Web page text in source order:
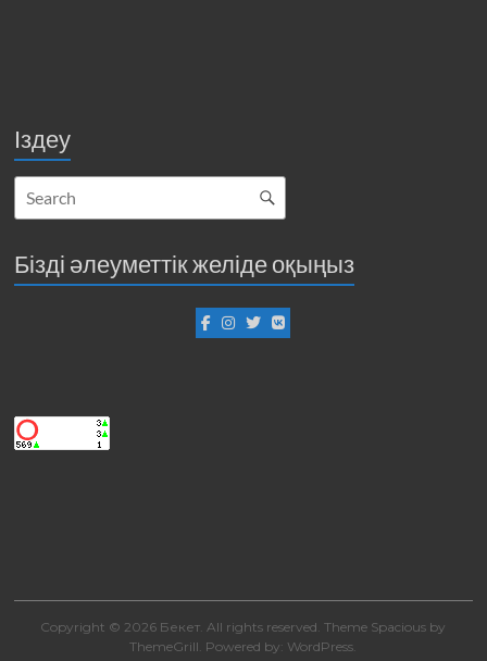
Іздеу
Бізді әлеуметтік желіде оқыңыз
Copyright © 2026 Бекет . All rights reserved. Theme Spacious by
ThemeGrill. Powered by: WordPress